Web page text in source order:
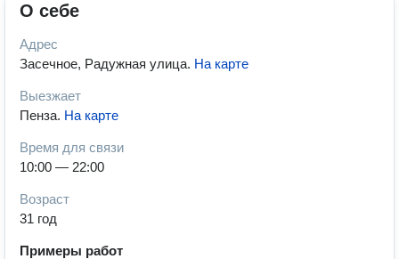
О себе
Адрес
Засечное, Радужная улица. На карте
Выезжает
Пенза. На карте
Время для связи
10:00 — 22:00
Возраст
31 год
Примеры работ